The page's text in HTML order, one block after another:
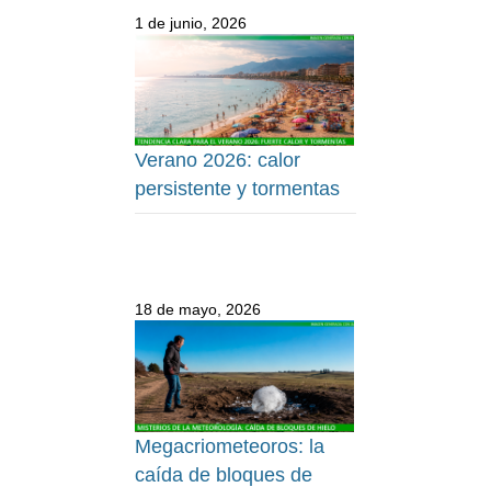
1 de junio, 2026
Verano 2026: calor
persistente y tormentas
18 de mayo, 2026
Megacriometeoros: la
caída de bloques de